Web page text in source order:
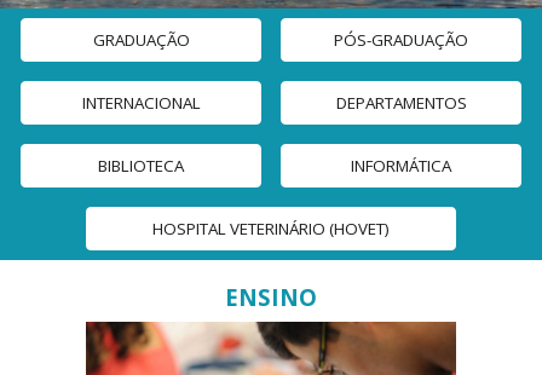
GRADUAÇÃO PÓS-GRADUAÇÃO
INTERNACIONAL DEPARTAMENTOS
BIBLIOTECA INFORMÁTICA
HOSPITAL VETERINÁRIO (HOVET)
ENSINO